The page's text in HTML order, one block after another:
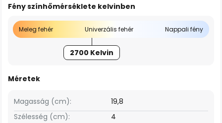
Fény színhőmérséklete kelvinben
Meleg fehér Univerzális fehér Nappali fény
2700 Kelvin
Méretek
Szélesség (cm): 4
Magasság (cm): 19,8